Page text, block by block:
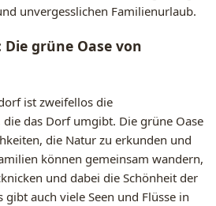
unvergesslichen Familienurlaub.
grüne Oase von
ist zweifellos die
das Dorf umgibt. Die grüne Oase
die Natur zu erkunden und
können gemeinsam wandern,
und dabei die Schönheit der
gibt auch viele Seen und Flüsse in